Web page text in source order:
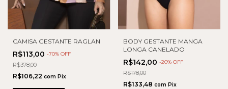
CAMISA GESTANTE RAGLAN
R$113,00 -70% OFF
R$378,00
R$106,22 com Pix
BODY GESTANTE MANGA
LONGA CANELADO
R$142,00 -20% OFF
R$178,00
R$133,48 com Pix